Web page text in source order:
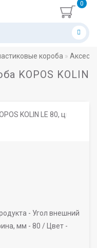
0
короба
KOPOS KOLIN
- Угол внешний
мм - 80 / Цвет -